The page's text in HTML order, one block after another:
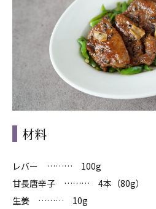
材料
レバー ……… 100g
甘長唐辛子 ……… 4本（80g）
生姜 ……… 10g